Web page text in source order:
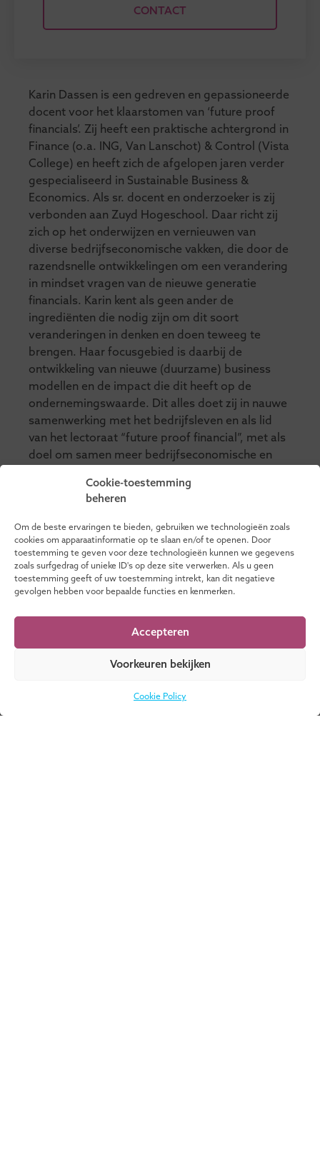
Cookie-toestemming
beheren
Om de beste ervaringen te bieden, gebruiken we technologieën zoals
cookies om apparaatinformatie op te slaan en/of te openen. Door
toestemming te geven voor deze technologieën kunnen we gegevens
zoals surfgedrag of unieke ID's op deze site verwerken. Als u geen
toestemming geeft of uw toestemming intrekt, kan dit negatieve
gevolgen hebben voor bepaalde functies en kenmerken.
Accepteren
Voorkeuren bekijken
Cookie Policy
CONTACT
Karin Dassen is een gedreven en gepassioneerde
docent voor het klaarstomen van ‘future proof
financials’. Zij heeft een praktische achtergrond in
Finance (o.a. ING, Van Lanschot) & Control (Vista
College) en heeft zich de afgelopen jaren verder
gespecialiseerd in Sustainable Business &
Economics. Als sr. docent en onderzoeker is zij
verbonden aan Zuyd Hogeschool. Daar richt zij
zich op het onderwijzen en vernieuwen van
diverse bedrijfseconomische vakken, die door de
razendsnelle ontwikkelingen om een verandering
in mindset vragen van de nieuwe generatie
financials. Karin kent als geen ander de
ingrediënten die nodig zijn om dit soort
veranderingen in denken en doen teweeg te
brengen. Haar focusgebied is daarbij de
ontwikkeling van nieuwe (duurzame) business
modellen en de impact die dit heeft op de
ondernemingswaarde. Dit alles doet zij in nauwe
samenwerking met het bedrijfsleven en als lid
van het lectoraat “future proof financial”, met als
doel om samen meer bedrijfseconomische en
financieel. Karin beschikt over zowel een master
in Bedrijfseconomie als in Bedrijfskunde, en
volgde onder meer het Sustainability Leadership
Program aan TIAS en de opleiding tot Register
Adviseur Bedrijfsopvolging Business Modeling &
Valuation. Daarnaast is Karin toezichthouder bij
de Herman Broere School voor speciaal
Faciliteert de volgende